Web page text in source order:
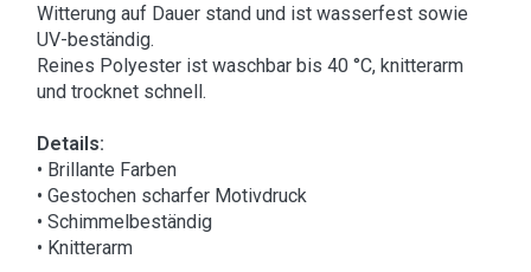
Witterung auf Dauer stand und ist wasserfest sowie
UV-beständig.
Reines Polyester ist waschbar bis 40 °C, knitterarm
und trocknet schnell.
Details:
• Brillante Farben
• Gestochen scharfer Motivdruck
• Schimmelbeständig
• Knitterarm